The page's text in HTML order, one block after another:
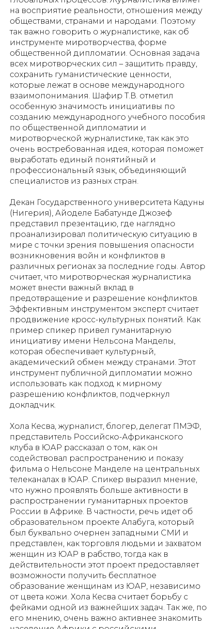
на восприятие реальности, отношения между
обществами, странами и народами. Поэтому
так важно говорить о журналистике, как об
инструменте миротворчества, форме
общественной дипломатии. Основная задача
всех миротворческих сил – защитить правду,
сохранить гуманистические ценности,
которые лежат в основе международного
взаимопонимания. Шафир Т.В. отметил
особенную значимость инициативы по
созданию международного учебного пособия
по общественной дипломатии и
миротворческой журналистике, так как это
очень востребованная идея, которая поможет
выработать единый понятийный и
профессиональный язык, объединяющий
специалистов из разных стран.
Декан Государственного университета Кадуны
(Нигерия), Айоделе Бабатунде Джозеф
представил презентацию, где наглядно
проанализировал политическую ситуацию в
мире с точки зрения повышения опасности
возникновения войн и конфликтов в
различных регионах за последние годы. Автор
считает, что миротворческая журналистика
может внести важный вклад в
предотвращение и разрешение конфликтов.
Эффективным инструментом эксперт считает
продвижение кросс-культурных понятий. Как
пример спикер привел гуманитарную
инициативу имени Нельсона Манделы,
которая обеспечивает культурный,
академический обмен между странами. Этот
инструмент публичной дипломатии можно
использовать как подход к мирному
разрешению конфликтов, подчеркнул
докладчик.
Хола Кесва, журналист, блогер, делегат ПМЭФ,
представитель Российско-Африканского
клуба в ЮАР рассказал о том, как он
содействовал распространению и показу
фильма о Нельсоне Манделе на центральных
телеканалах в ЮАР. Спикер выразил мнение,
что нужно проявлять больше активности в
распространении гуманитарных проектов
России в Африке. В частности, речь идет об
образовательном проекте Алабуга, который
был буквально очернен западными СМИ и
представлен, как торговля людьми и захватом
женщин из ЮАР в рабство, тогда как в
действительности этот проект предоставляет
возможности получить бесплатное
образование женщинам из ЮАР, независимо
от цвета кожи. Хола Кесва считает борьбу с
фейками одной из важнейших задач. Так же, по
его мнению, очень важно активнее знакомить